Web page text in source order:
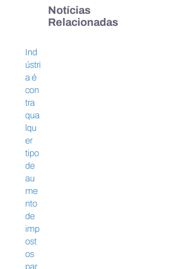
Indústria é contra qualquer tipo de
aumento de impostos para setor
produtivo, afirma Ricardo Alban
Notícias
Relacionadas
Ind
ústri
a é
con
tra
qua
lqu
er
tipo
de
au
me
nto
de
imp
ost
os
par